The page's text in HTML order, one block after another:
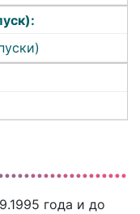
года и до